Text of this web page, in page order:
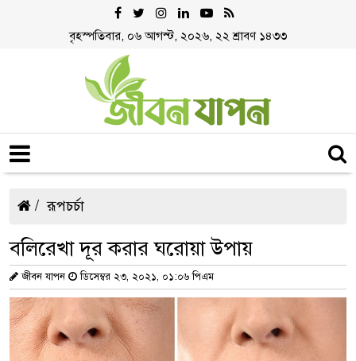
বৃহস্পতিবার, ০৬ আগস্ট, ২০২৬, ২২ শ্রাবণ ১৪৩৩
রূপচর্চা
বলিরেখা দূর করার ঘরোয়া উপায়
জীবন যাপন ডিসেম্বর ২৩, ২০২১, ০১:০৬ পিএম